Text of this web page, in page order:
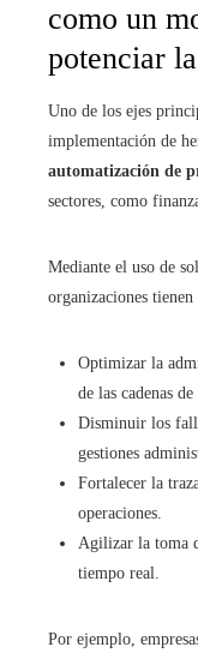
como un
potenciar
Uno de los ejes
implementación de
automatización de
sectores, como
Mediante el uso de
organizaciones
Optimizar la
de las cadenas
Disminuir los
gestiones
Fortalecer la
operaciones.
Agilizar la toma
tiempo real.
Por ejemplo,